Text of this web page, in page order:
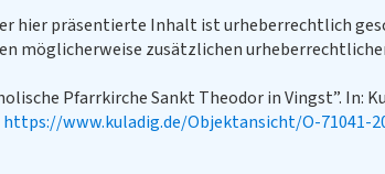
hier präsentierte Inhalt ist urheberrechtlich
möglicherweise zusätzlichen
Pfarrkirche Sankt Theodor in Vingst”. In:
https://www.kuladig.de/Objektansicht/O-71041-